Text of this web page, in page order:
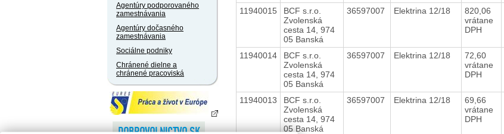
Agentúry podporovaného
zamestnávania
Agentúry dočasného
zamestnávania
Sociálne podniky
Chránené dielne a
chránené pracoviská
11940015
BCF s.r.o.
Zvolenská
cesta 14, 974
05 Banská
36597007 Elektrina 12/18
820,06
vrátane
DPH
11940014
BCF s.r.o.
Zvolenská
cesta 14, 974
05 Banská
36597007 Elektrina 12/18
72,60
vrátane
DPH
11940013
BCF s.r.o.
Zvolenská
cesta 14, 974
05 Banská
36597007 Elektrina 12/18
69,66
vrátane
DPH